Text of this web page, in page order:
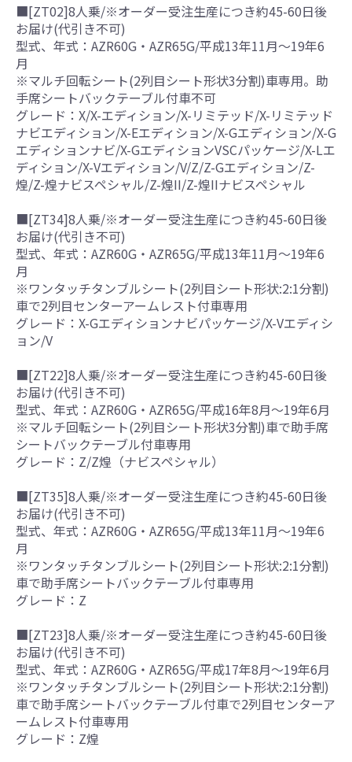
■[ZT02]8人乗/※オーダー受注生産につき約45-60日後
お届け(代引き不可)
型式、年式：AZR60G・AZR65G/平成13年11月～19年6
月
※マルチ回転シート(2列目シート形状3分割)車専用。助
手席シートバックテーブル付車不可
グレード：X/X-エディション/X-リミテッド/X-リミテッド
ナビエディション/X-Eエディション/X-Gエディション/X-G
エディションナビ/X-GエディションVSCパッケージ/X-Lエ
ディション/X-Vエディション/V/Z/Z-Gエディション/Z-
煌/Z-煌ナビスペシャル/Z-煌II/Z-煌IIナビスペシャル
■[ZT34]8人乗/※オーダー受注生産につき約45-60日後
お届け(代引き不可)
型式、年式：AZR60G・AZR65G/平成13年11月～19年6
月
※ワンタッチタンブルシート(2列目シート形状:2:1分割)
車で2列目センターアームレスト付車専用
グレード：X-Gエディションナビパッケージ/X-Vエディシ
ョン/V
■[ZT22]8人乗/※オーダー受注生産につき約45-60日後
お届け(代引き不可)
型式、年式：AZR60G・AZR65G/平成16年8月～19年6月
※マルチ回転シート(2列目シート形状3分割)車で助手席
シートバックテーブル付車専用
グレード：Z/Z煌（ナビスペシャル）
■[ZT35]8人乗/※オーダー受注生産につき約45-60日後
お届け(代引き不可)
型式、年式：AZR60G・AZR65G/平成13年11月～19年6
月
※ワンタッチタンブルシート(2列目シート形状:2:1分割)
車で助手席シートバックテーブル付車専用
グレード：Z
■[ZT23]8人乗/※オーダー受注生産につき約45-60日後
お届け(代引き不可)
型式、年式：AZR60G・AZR65G/平成17年8月～19年6月
※ワンタッチタンブルシート(2列目シート形状:2:1分割)
車で助手席シートバックテーブル付車で2列目センターア
ームレスト付車専用
グレード：Z煌